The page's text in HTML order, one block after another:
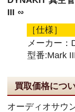
III ∽
［仕様］
メーカー：
型番:Mark
買取価格につ
オーディオサウ